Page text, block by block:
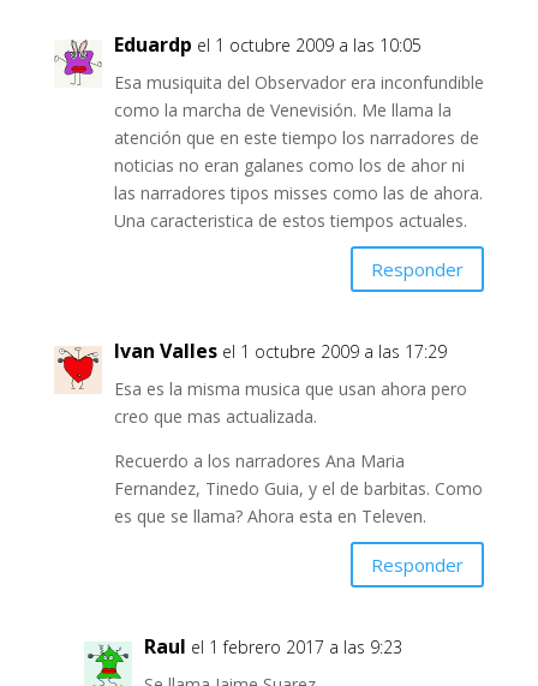
Eduardp el 1 octubre 2009 a las 10:05
Esa musiquita del Observador era inconfundible
como la marcha de Venevisión. Me llama la
atención que en este tiempo los narradores de
noticias no eran galanes como los de ahor ni
las narradores tipos misses como las de ahora.
Una caracteristica de estos tiempos actuales.
Responder
Ivan Valles el 1 octubre 2009 a las 17:29
Esa es la misma musica que usan ahora pero
creo que mas actualizada.
Recuerdo a los narradores Ana Maria
Fernandez, Tinedo Guia, y el de barbitas. Como
es que se llama? Ahora esta en Televen.
Responder
Raul el 1 febrero 2017 a las 9:23